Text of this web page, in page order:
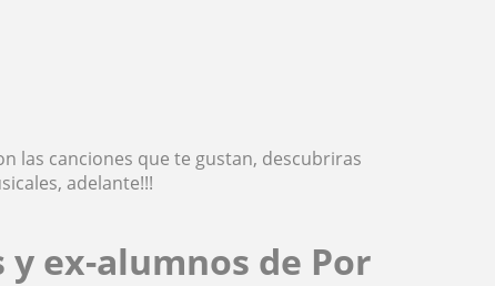
las canciones que te gustan, descubriras
adelante!!!
ex-alumnos de Por